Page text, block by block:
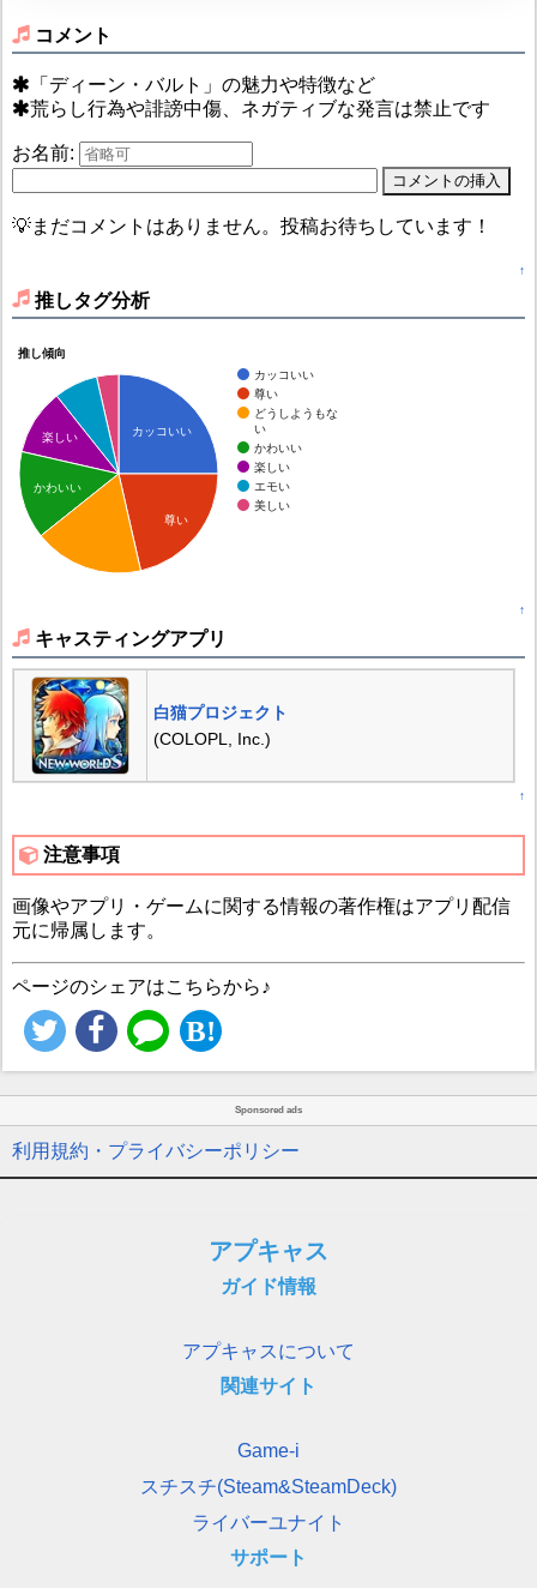
コメント
「ディーン・バルト」の魅力や特徴など
荒らし行為や誹謗中傷、ネガティブな発言は禁止です
お名前:
💡まだコメントはありません。投稿お待ちしています！
↑
推しタグ分析
推し傾向
カッコいい
尊い
どうしようもな
い
かわいい
楽しい
エモい
美しい
カッコいい
尊い
楽しい
かわいい
↑
キャスティングアプリ
白猫プロジェクト
(COLOPL, Inc.)
↑
注意事項
画像やアプリ・ゲームに関する情報の著作権はアプリ配信
元に帰属します。
ページのシェアはこちらから♪
Sponsored ads
利用規約・プライバシーポリシー
アプキャス
ガイド情報
アプキャスについて
関連サイト
Game-i
スチスチ(Steam&SteamDeck)
ライバーユナイト
サポート